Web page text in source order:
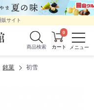
サイト
商品検索
0
銘菓 初雪